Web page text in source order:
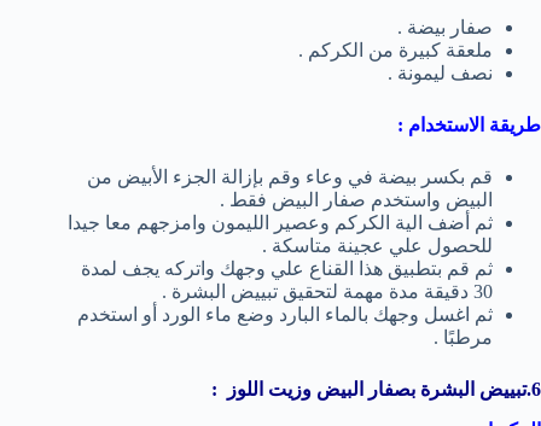
صفار بيضة .
ملعقة كبيرة من الكركم .
نصف ليمونة .
طريقة الاستخدام :
قم بكسر بيضة في وعاء وقم بإزالة الجزء الأبيض من
البيض واستخدم صفار البيض فقط .
ثم أضف الية الكركم وعصير الليمون وامزجهم معا جيدا
للحصول علي عجينة متاسكة .
ثم قم بتطبيق هذا القناع علي وجهك واتركه يجف لمدة
30 دقيقة مدة مهمة لتحقيق تبييض البشرة .
ثم اغسل وجهك بالماء البارد وضع ماء الورد أو استخدم
مرطبًا .
6.تبييض البشرة بصفار البيض وزيت اللوز :